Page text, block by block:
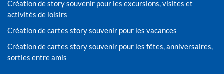
Création de story souvenir pour les excursions, visites et
activités de loisirs
Création de cartes story souvenir pour les vacances
Création de cartes story souvenir pour les fêtes, anniversaires,
sorties entre amis